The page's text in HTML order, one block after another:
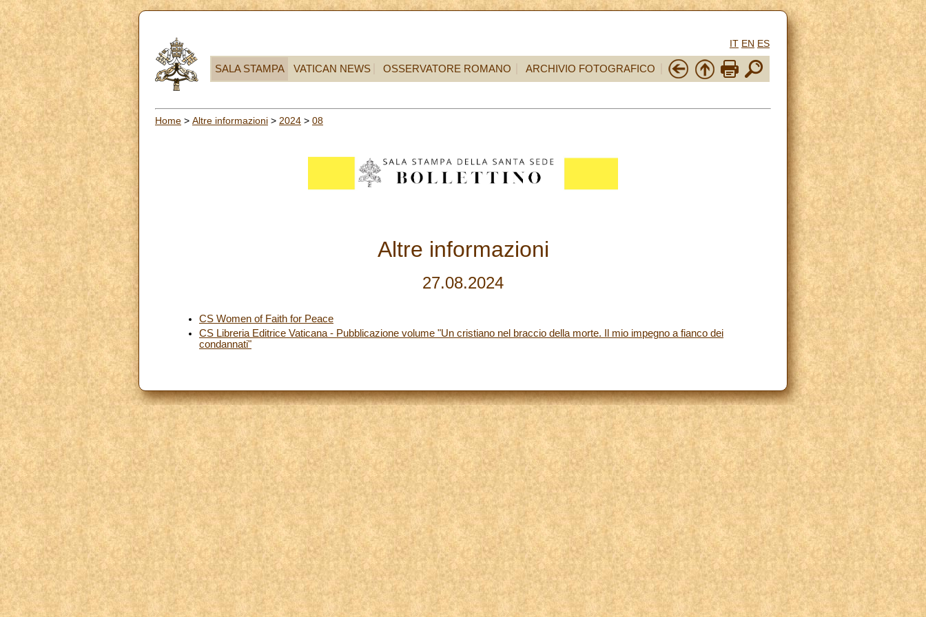
IT EN ES
SALA STAMPA VATICAN NEWS OSSERVATORE ROMANO ARCHIVIO FOTOGRAFICO
Home > Altre informazioni > 2024 > 08
Altre informazioni
27.08.2024
CS Women of Faith for Peace
CS Libreria Editrice Vaticana - Pubblicazione volume "Un cristiano nel braccio della morte. Il mio impegno a fianco dei
condannati"